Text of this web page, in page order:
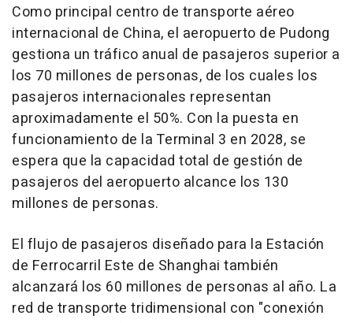
Como principal centro de transporte aéreo
internacional de China, el aeropuerto de Pudong
gestiona un tráfico anual de pasajeros superior a
los 70 millones de personas, de los cuales los
pasajeros internacionales representan
aproximadamente el 50%. Con la puesta en
funcionamiento de la Terminal 3 en 2028, se
espera que la capacidad total de gestión de
pasajeros del aeropuerto alcance los 130
millones de personas.
El flujo de pasajeros diseñado para la Estación
de Ferrocarril Este de Shanghai también
alcanzará los 60 millones de personas al año. La
red de transporte tridimensional con "conexión